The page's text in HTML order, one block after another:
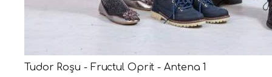
Tudor Roșu - Fructul Oprit - Antena 1